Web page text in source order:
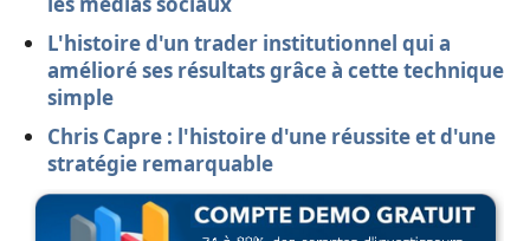
L'histoire d'un trader institutionnel qui a
amélioré ses résultats grâce à cette technique
simple
Chris Capre : l'histoire d'une réussite et d'une
stratégie remarquable